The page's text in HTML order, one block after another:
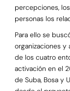
percepciones,
personas los
Para ello se
organizaciones y
de los cuatro
activación en el
de Suba, Bosa y